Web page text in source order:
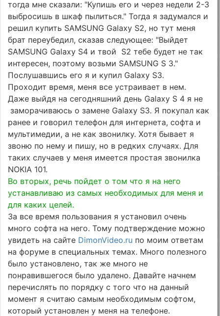
тогда мне сказали: "Купишь его и через недели 2-3
выбросишь в шкаф пылиться." Тогда я задумался и
решил купить SAMSUNG Galaxy S2, но тут меня
брат переубедил, сказав следующее: "Выйдет
SAMSUNG Galaxy S4 и твой S2 тебе будет не так
интересен, поэтому возьми SAMSUNG S 3."
Послушавшись его я и купил Galaxy S3.
Проходит время, меня все устраивает в нем.
Даже выйдя на сегодняшний день Galaxy S 4 я не
заморачиваюсь о замене Galaxy S3. Я покупал как
ранее и говорил телефон для интернета, софта и
мультимедии, а не как звонилку. Хотя бывает я
звоню по нему и пишу, но в редких случаях. Для
таких случаев у меня имеется простая звонилка
NOKIA 101.
Во вторых, речь пойдет о том что я на него
устанавливаю из самых необходимых для меня и
для каких целей.
За все время пользования я установил очень
много софта на него. Тому подтверждение можно
увидеть на сайте DimonVideo.ru по моим ответам
на форуме в специальных темах. Много полезного
было установлено, так же много не
понравившегося было удалено. Давайте начнем
перечислять по порядку с того что на данный
момент я считаю самым необходимым софтом,
который установлен у меня на телефоне.